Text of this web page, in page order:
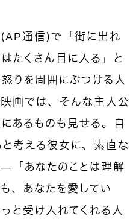
AP通信）で「街に出れ
たくさん目に入る」と
りを周囲にぶつける人
画では、そんな主人公
あるものも見せる。自
考える彼女に、素直な
「あなたのことは理解
、あなたを愛してい
と受け入れてくれる人